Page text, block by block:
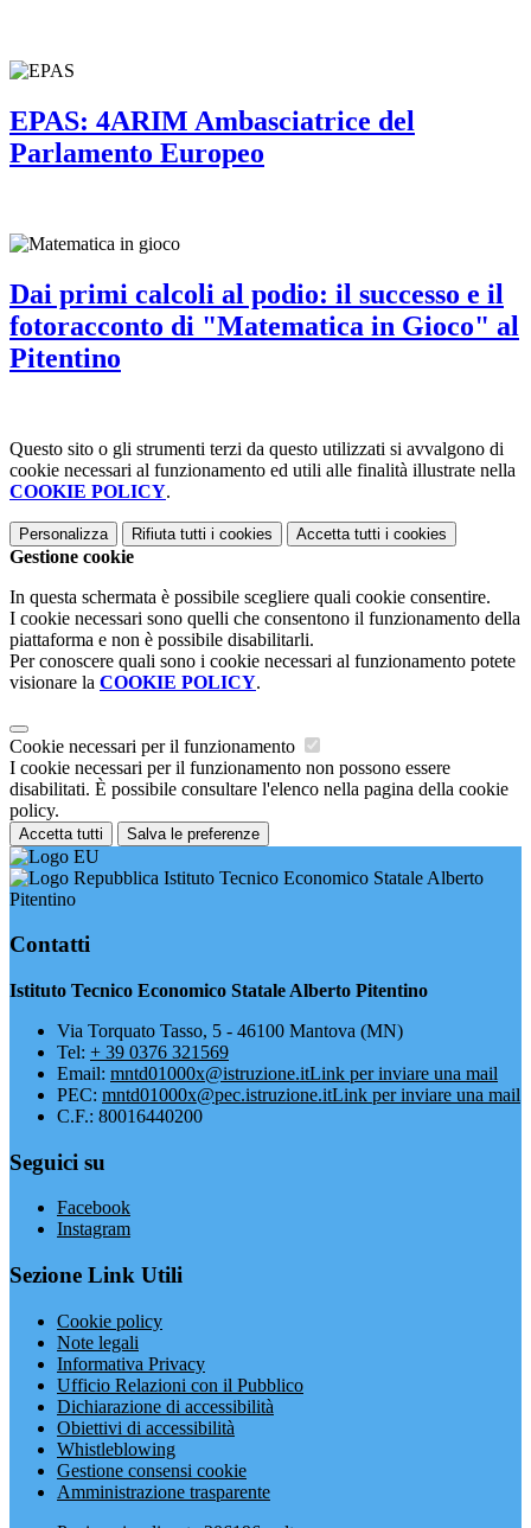
EPAS: 4ARIM Ambasciatrice del
Parlamento Europeo
Dai primi calcoli al podio: il successo e il
fotoracconto di "Matematica in Gioco" al
Pitentino
Questo sito o gli strumenti terzi da questo utilizzati si avvalgono di
cookie necessari al funzionamento ed utili alle finalità illustrate nella
COOKIE POLICY.
Personalizza Rifiuta tutti i cookies Accetta tutti i cookies
Gestione cookie
In questa schermata è possibile scegliere quali cookie consentire.
I cookie necessari sono quelli che consentono il funzionamento della
piattaforma e non è possibile disabilitarli.
Per conoscere quali sono i cookie necessari al funzionamento potete
visionare la COOKIE POLICY.
Cookie necessari per il funzionamento
I cookie necessari per il funzionamento non possono essere
disabilitati. È possibile consultare l'elenco nella pagina della cookie
policy.
Accetta tutti Salva le preferenze
Istituto Tecnico Economico Statale Alberto
Pitentino
Contatti
Istituto Tecnico Economico Statale Alberto Pitentino
Via Torquato Tasso, 5 - 46100 Mantova (MN)
Tel: + 39 0376 321569
Email: mntd01000x@istruzione.itLink per inviare una mail
PEC: mntd01000x@pec.istruzione.itLink per inviare una mail
C.F.: 80016440200
Seguici su
Facebook
Instagram
Sezione Link Utili
Cookie policy
Note legali
Informativa Privacy
Ufficio Relazioni con il Pubblico
Dichiarazione di accessibilità
Obiettivi di accessibilità
Whistleblowing
Gestione consensi cookie
Amministrazione trasparente